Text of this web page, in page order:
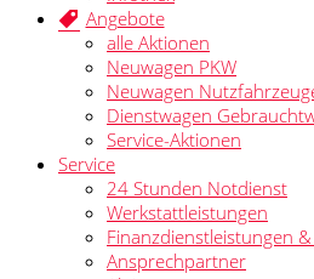
Angebote
alle Aktionen
Neuwagen PKW
Neuwagen
Dienstwagen
Service-Aktionen
Service
24 Stunden Notdienst
Werkstattleistungen
Finanzdienstleistungen
Ansprechpartner